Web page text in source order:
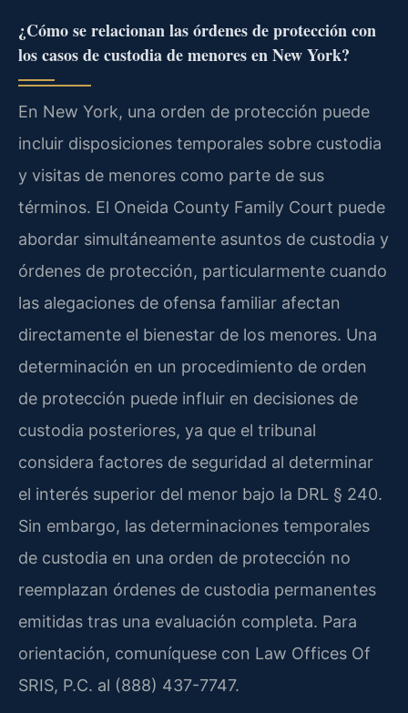
¿Cómo se relacionan las órdenes de protección con
los casos de custodia de menores en New York?
En New York, una orden de protección puede
incluir disposiciones temporales sobre custodia
y visitas de menores como parte de sus
términos. El Oneida County Family Court puede
abordar simultáneamente asuntos de custodia y
órdenes de protección, particularmente cuando
las alegaciones de ofensa familiar afectan
directamente el bienestar de los menores. Una
determinación en un procedimiento de orden
de protección puede influir en decisiones de
custodia posteriores, ya que el tribunal
considera factores de seguridad al determinar
el interés superior del menor bajo la DRL § 240.
Sin embargo, las determinaciones temporales
de custodia en una orden de protección no
reemplazan órdenes de custodia permanentes
emitidas tras una evaluación completa. Para
orientación, comuníquese con Law Offices Of
SRIS, P.C. al (888) 437-7747.